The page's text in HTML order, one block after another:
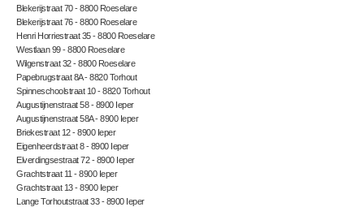
Blekerijstraat 70 - 8800 Roeselare
Blekerijstraat 76 - 8800 Roeselare
Henri Horriestraat 35 - 8800 Roeselare
Westlaan 99 - 8800 Roeselare
Wilgenstraat 32 - 8800 Roeselare
Papebrugstraat 8A - 8820 Torhout
Spinneschoolstraat 10 - 8820 Torhout
Augustijnenstraat 58 - 8900 Ieper
Augustijnenstraat 58A - 8900 Ieper
Briekestraat 12 - 8900 Ieper
Eigenheerdstraat 8 - 8900 Ieper
Elverdingsestraat 72 - 8900 Ieper
Grachtstraat 11 - 8900 Ieper
Grachtstraat 13 - 8900 Ieper
Lange Torhoutstraat 33 - 8900 Ieper